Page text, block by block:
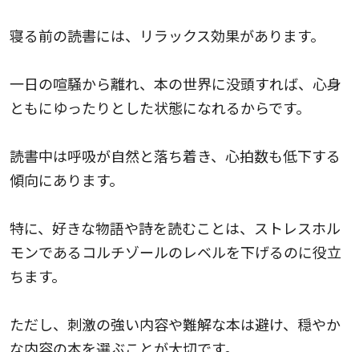
寝る前の読書には、リラックス効果があります。
一日の喧騒から離れ、本の世界に没頭すれば、心身
ともにゆったりとした状態になれるからです。
読書中は呼吸が自然と落ち着き、心拍数も低下する
傾向にあります。
特に、好きな物語や詩を読むことは、ストレスホル
モンであるコルチゾールのレベルを下げるのに役立
ちます。
ただし、刺激の強い内容や難解な本は避け、穏やか